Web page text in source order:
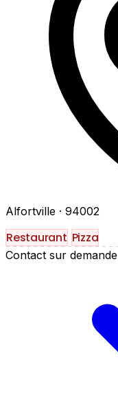
Alfortville · 94002
Restaurant Pizza
Contact sur demande